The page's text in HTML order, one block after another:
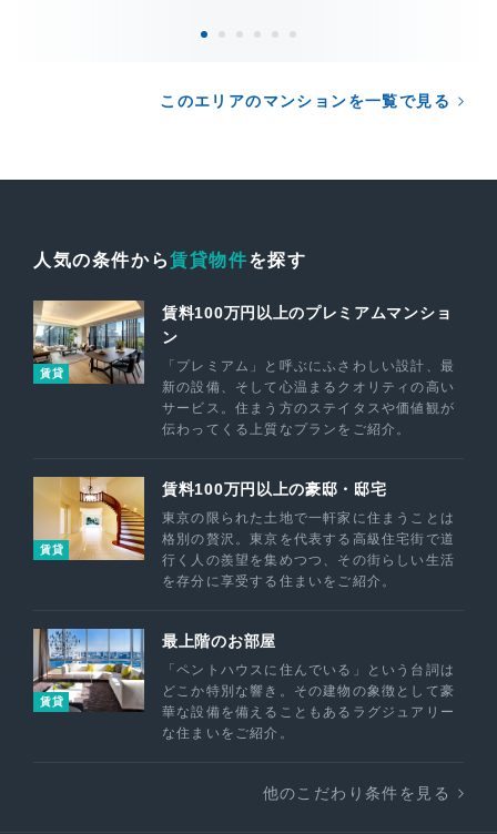
このエリアのマンションを一覧で見る
人気の条件から賃貸物件を探す
賃貸
賃料100万円以上のプレミアムマンショ
ン
「プレミアム」と呼ぶにふさわしい設計、最
新の設備、そして心温まるクオリティの高い
サービス。住まう方のステイタスや価値観が
伝わってくる上質なプランをご紹介。
賃貸
賃料100万円以上の豪邸・邸宅
東京の限られた土地で一軒家に住まうことは
格別の贅沢。東京を代表する高級住宅街で道
行く人の羨望を集めつつ、その街らしい生活
を存分に享受する住まいをご紹介。
賃貸
最上階のお部屋
「ペントハウスに住んでいる」という台詞は
どこか特別な響き。その建物の象徴として豪
華な設備を備えることもあるラグジュアリー
な住まいをご紹介。
他のこだわり条件を見る